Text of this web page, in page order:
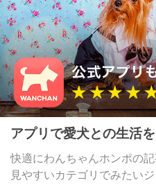
アプリで愛犬との生活を
快適にわんちゃんホンポの記
見やすいカテゴリでみたい